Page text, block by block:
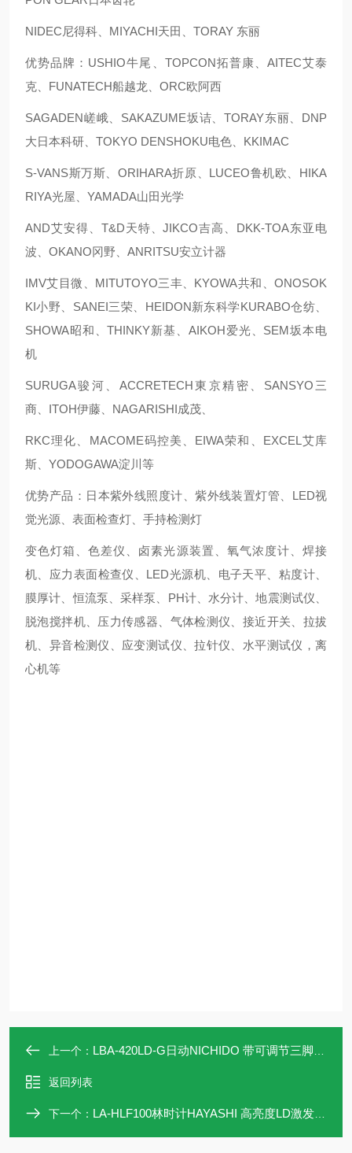
NIDEC尼得科、MIYACHI天田、TORAY 东丽
优势品牌：USHIO牛尾、TOPCON拓普康、AITEC艾泰
克、FUNATECH船越龙、ORC欧阿西
SAGADEN嵯峨、SAKAZUME坂诘、TORAY东丽、DNP
大日本科研、TOKYO DENSHOKU电色、KKIMAC
S-VANS斯万斯、ORIHARA折原、LUCEO鲁机欧、HIKA
RIYA光屋、YAMADA山田光学
AND艾安得、T&D天特、JIKCO吉高、DKK-TOA东亚电
波、OKANO冈野、ANRITSU安立计器
IMV艾目微、MITUTOYO三丰、KYOWA共和、ONOSOK
KI小野、SANEI三荣、HEIDON新东科学KURABO仓纺、
SHOWA昭和、THINKY新基、AIKOH爱光、SEM坂本电
机
SURUGA骏河、ACCRETECH東京精密、SANSYO三
商、ITOH伊藤、NAGARISHI成茂、
RKC理化、MACOME码控美、EIWA荣和、EXCEL艾库
斯、YODOGAWA淀川等
优势产品：日本紫外线照度计、紫外线装置灯管、LED视
觉光源、表面检查灯、手持检测灯
变色灯箱、色差仪、卤素光源装置、氧气浓度计、焊接
机、应力表面检查仪、LED光源机、电子天平、粘度计、
膜厚计、恒流泵、采样泵、PH计、水分计、地震测试仪、
脱泡搅拌机、压力传感器、气体检测仪、接近开关、拉拔
机、异音检测仪、应变测试仪、拉针仪、水平测试仪，离
心机等
上一个： LBA-420LD-G日动NICHIDO 带可调节三脚架LED气球灯
返回列表
下一个： LA-HLF100林时计HAYASHI 高亮度LD激发光源装置